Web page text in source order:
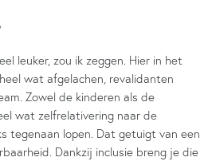
leuker, zou ik zeggen. Hier in het
wat afgelachen, revalidanten
Zowel de kinderen als de
wat zelfrelativering naar de
tegenaan lopen. Dat getuigt van een
Dankzij inclusie breng je die